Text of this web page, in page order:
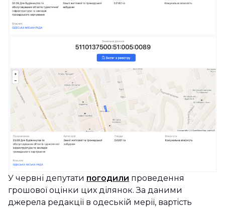
У червні депутати погодили проведення
грошової оцінки цих ділянок. За даними
джерела редакції в одеській мерії, вартість